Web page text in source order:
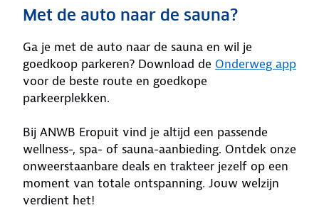
Met de auto naar de sauna?
Ga je met de auto naar de sauna en wil je
goedkoop parkeren? Download de Onderweg app
voor de beste route en goedkope
parkeerplekken.
Bij ANWB Eropuit vind je altijd een passende
wellness-, spa- of sauna-aanbieding. Ontdek onze
onweerstaanbare deals en trakteer jezelf op een
moment van totale ontspanning. Jouw welzijn
verdient het!